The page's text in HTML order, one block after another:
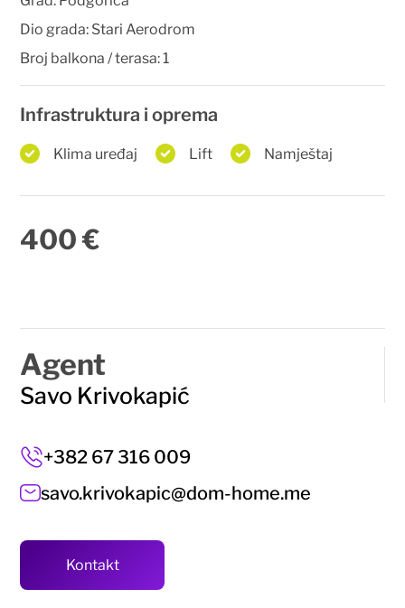
Dio grada: Stari Aerodrom
Broj balkona / terasa:1
Infrastruktura i oprema
Klima uređaj Lift Namještaj
400 €
Agent
Savo Krivokapić
+382 67 316 009
savo.krivokapic@dom-home.me
Kontakt